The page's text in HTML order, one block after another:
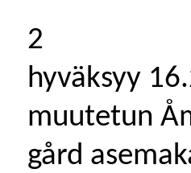
2
hyväksyy
muutetun
gård